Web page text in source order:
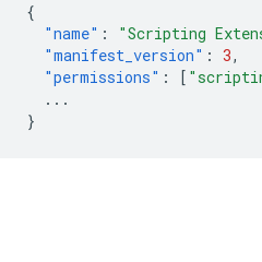
{
"name" : "Scripting
"manifest_version" : 3,
"permissions" : [
...
}